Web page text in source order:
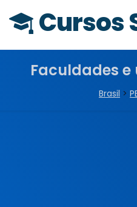
Cursos
Faculdades
Brasil >